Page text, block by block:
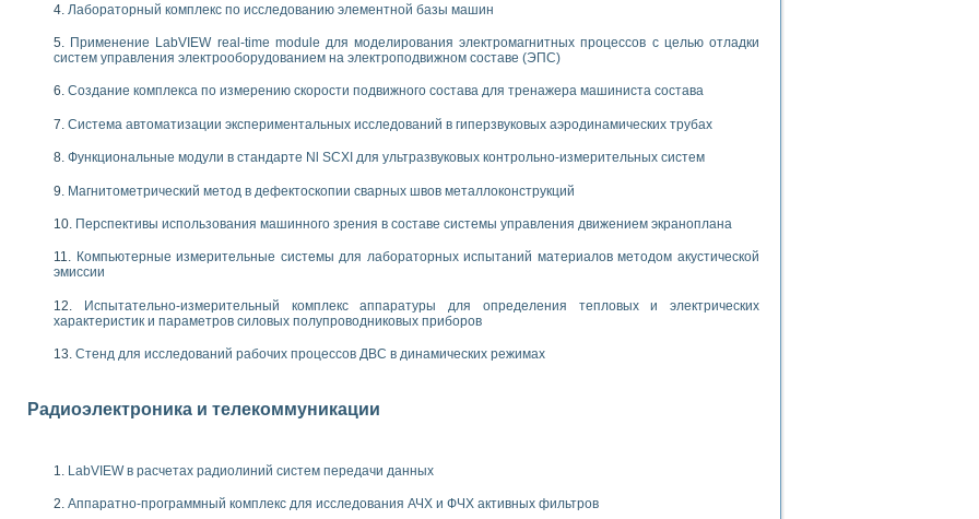
газовых пузырьков по данным эхолокационного зондирования с применением технологии виртуальных приборов
стенда для исследования плазменных процессов синтеза нанопорошков
диагностики плазмы
свойств сегнетоэлектриков методом тепловых шумов
и развития дефектов в растущем монокристалле карбида кремния на основе акустической эмиссии и лазерной интерферометрии
механических свойств материалов в наношкале
металлообрабатывающих станков
процессов получения дисперсных продуктов на основе виртуальных приборов
переходных процессов при коротких замыканиях в узлах электрических нагрузок
путем моделирования технологических процессов пищевых производств с использованием языка программирования LabVIEW
среды специальной барокамеры
INSTRUMENTS при разработке автоматизированного комплекса для исследования средств измерения температуры
Лабораторный комплекс по исследованию элементной базы машин
Применение LabVIEW real-time module для моделирования электромагнитных процессов с целью отладки
систем управления электрооборудованием на электроподвижном составе (ЭПС)
Создание комплекса по измерению скорости подвижного состава для тренажера машиниста состава
Система автоматизации экспериментальных исследований в гиперзвуковых аэродинамических трубах
Функциональные модули в стандарте Nl SCXI для ультразвуковых контрольно-измерительных систем
Магнитометрический метод в дефектоскопии сварных швов металлоконструкций
Перспективы использования машинного зрения в составе системы управления движением экраноплана
Компьютерные измерительные системы для лабораторных испытаний материалов методом акустической
эмиссии
Испытательно-измерительный комплекс аппаратуры для определения тепловых и электрических
характеристик и параметров силовых полупроводниковых приборов
Стенд для исследований рабочих процессов ДВС в динамических режимах
Радиоэлектроника и телекоммуникации
LabVIEW в расчетах радиолиний систем передачи данных
Аппаратно-программный комплекс для исследования АЧХ и ФЧХ активных фильтров